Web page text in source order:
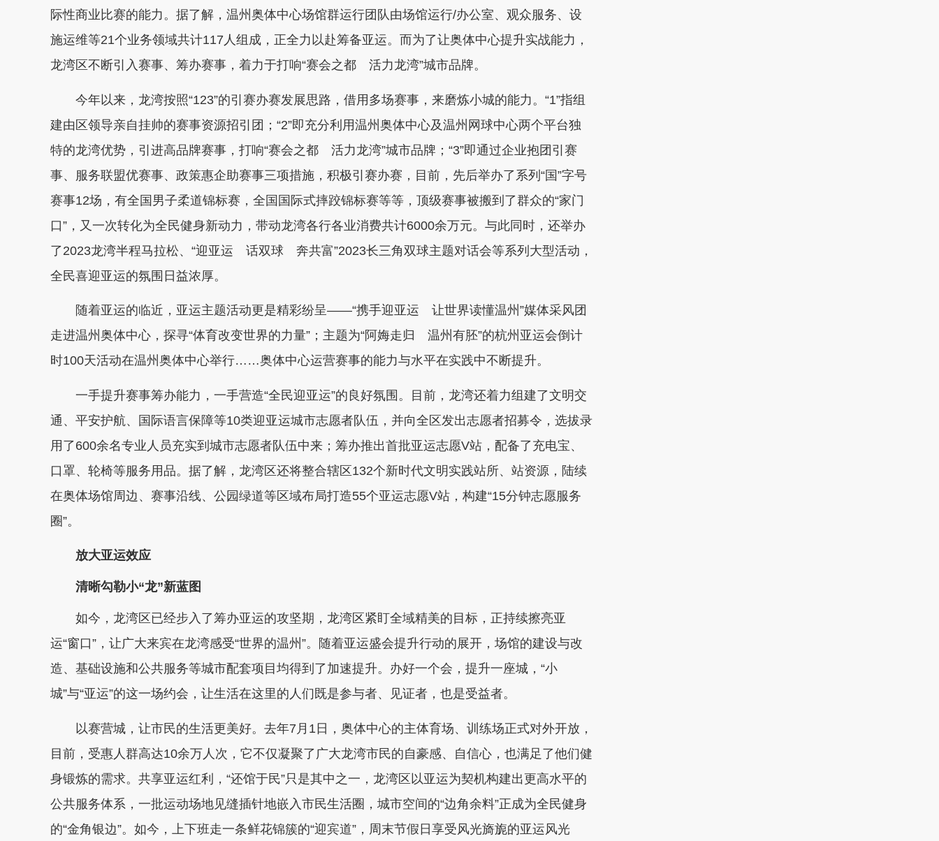
际性商业比赛的能力。据了解，温州奥体中心场馆群运行团队由场馆运行/办公室、观众服务、设
施运维等21个业务领域共计117人组成，正全力以赴筹备亚运。而为了让奥体中心提升实战能力，
龙湾区不断引入赛事、筹办赛事，着力于打响“赛会之都 活力龙湾”城市品牌。
今年以来，龙湾按照“123”的引赛办赛发展思路，借用多场赛事，来磨炼小城的能力。“1”指组
建由区领导亲自挂帅的赛事资源招引团；“2”即充分利用温州奥体中心及温州网球中心两个平台独
特的龙湾优势，引进高品牌赛事，打响“赛会之都 活力龙湾”城市品牌；“3”即通过企业抱团引赛
事、服务联盟优赛事、政策惠企助赛事三项措施，积极引赛办赛，目前，先后举办了系列“国”字号
赛事12场，有全国男子柔道锦标赛，全国国际式摔跤锦标赛等等，顶级赛事被搬到了群众的“家门
口”，又一次转化为全民健身新动力，带动龙湾各行各业消费共计6000余万元。与此同时，还举办
了2023龙湾半程马拉松、“迎亚运 话双球 奔共富”2023长三角双球主题对话会等系列大型活动，
全民喜迎亚运的氛围日益浓厚。
随着亚运的临近，亚运主题活动更是精彩纷呈——“携手迎亚运 让世界读懂温州”媒体采风团
走进温州奥体中心，探寻“体育改变世界的力量”；主题为“阿娒走归 温州有胚”的杭州亚运会倒计
时100天活动在温州奥体中心举行……奥体中心运营赛事的能力与水平在实践中不断提升。
一手提升赛事筹办能力，一手营造“全民迎亚运”的良好氛围。目前，龙湾还着力组建了文明交
通、平安护航、国际语言保障等10类迎亚运城市志愿者队伍，并向全区发出志愿者招募令，选拔录
用了600余名专业人员充实到城市志愿者队伍中来；筹办推出首批亚运志愿V站，配备了充电宝、
口罩、轮椅等服务用品。据了解，龙湾区还将整合辖区132个新时代文明实践站所、站资源，陆续
在奥体场馆周边、赛事沿线、公园绿道等区域布局打造55个亚运志愿V站，构建“15分钟志愿服务
圈”。
放大亚运效应
清晰勾勒小“龙”新蓝图
如今，龙湾区已经步入了筹办亚运的攻坚期，龙湾区紧盯全域精美的目标，正持续擦亮亚
运“窗口”，让广大来宾在龙湾感受“世界的温州”。随着亚运盛会提升行动的展开，场馆的建设与改
造、基础设施和公共服务等城市配套项目均得到了加速提升。办好一个会，提升一座城，“小
城”与“亚运”的这一场约会，让生活在这里的人们既是参与者、见证者，也是受益者。
以赛营城，让市民的生活更美好。去年7月1日，奥体中心的主体育场、训练场正式对外开放，
目前，受惠人群高达10余万人次，它不仅凝聚了广大龙湾市民的自豪感、自信心，也满足了他们健
身锻炼的需求。共享亚运红利，“还馆于民”只是其中之一，龙湾区以亚运为契机构建出更高水平的
公共服务体系，一批运动场地见缝插针地嵌入市民生活圈，城市空间的“边角余料”正成为全民健身
的“金角银边”。如今，上下班走一条鲜花锦簇的“迎宾道”，周末节假日享受风光旖旎的亚运风光